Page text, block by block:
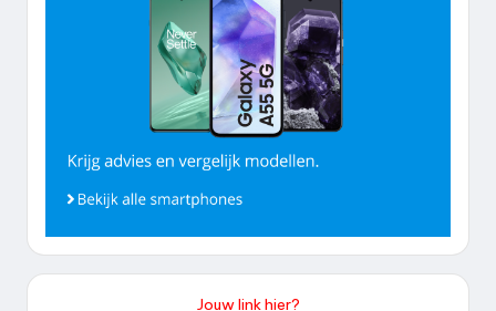
Jouw link hier?